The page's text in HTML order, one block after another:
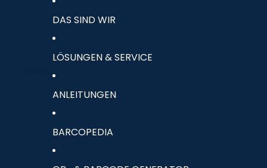
DAS SIND WIR
LÖSUNGEN & SERVICE
ANLEITUNGEN
BARCOPEDIA